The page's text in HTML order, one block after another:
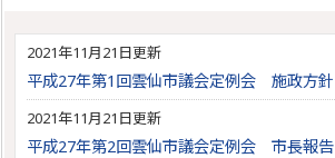
2021年11月21日更新
平成27年第1回雲仙市議会定例会 施政方針
2021年11月21日更新
平成27年第2回雲仙市議会定例会 市長報告